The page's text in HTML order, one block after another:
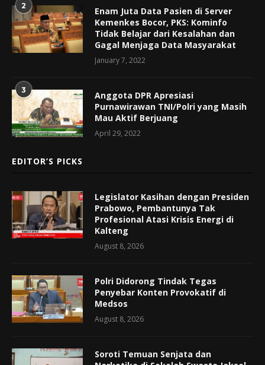
2
Enam Juta Data Pasien di Server
Kemenkes Bocor, PKS: Kominfo
Tidak Belajar dari Kesalahan dan
Gagal Menjaga Data Masyarakat
January 7, 2022
3
Anggota DPR Apresiasi
Purnawirawan TNI/Polri yang Masih
Mau Aktif Berjuang
April 29, 2022
EDITOR’S PICKS
Legislator Kasihan dengan Presiden
Prabowo, Pembantunya Tak
Profesional Atasi Krisis Energi di
Kalteng
August 8, 2026
Polri Didorong Tindak Tegas
Penyebar Konten Provokatif di
Medsos
August 8, 2026
Soroti Temuan Senjata dan